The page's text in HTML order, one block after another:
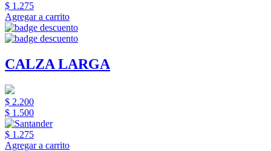
$ 1.275
Agregar a carrito
CALZA LARGA
$ 2.200
$ 1.500
$ 1.275
Agregar a carrito